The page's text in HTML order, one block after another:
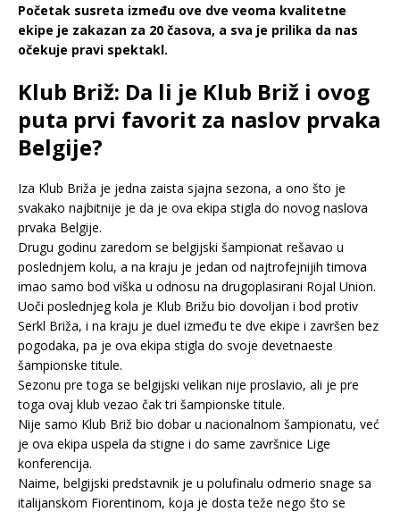
Početak susreta između ove dve veoma kvalitetne
ekipe je zakazan za 20 časova, a sva je prilika da nas
očekuje pravi spektakl.
Klub Briž: Da li je Klub Briž i ovog
puta prvi favorit za naslov prvaka
Belgije?
Iza Klub Briža je jedna zaista sjajna sezona, a ono što je
svakako najbitnije je da je ova ekipa stigla do novog naslova
prvaka Belgije.
Drugu godinu zaredom se belgijski šampionat rešavao u
poslednjem kolu, a na kraju je jedan od najtrofejnijih timova
imao samo bod viška u odnosu na drugoplasirani Rojal Union.
Uoči poslednjeg kola je Klub Brižu bio dovoljan i bod protiv
Serkl Briža, i na kraju je duel između te dve ekipe i završen bez
pogodaka, pa je ova ekipa stigla do svoje devetnaeste
šampionske titule.
Sezonu pre toga se belgijski velikan nije proslavio, ali je pre
toga ovaj klub vezao čak tri šampionske titule.
Nije samo Klub Briž bio dobar u nacionalnom šampionatu, već
je ova ekipa uspela da stigne i do same završnice Lige
konferencija.
Naime, belgijski predstavnik je u polufinalu odmerio snage sa
italijanskom Fiorentinom, koja je dosta teže nego što se